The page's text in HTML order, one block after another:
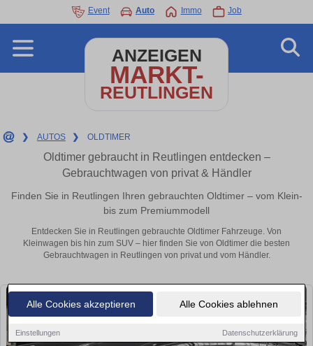
Alle Cookies akzeptieren Alle Cookies ablehnen
Einstellungen Datenschutzerklärung
Event Auto Immo Job
ANZEIGEN
MARKT-
REUTLINGEN
❯ AUTOS ❯ OLDTIMER
Oldtimer gebraucht in Reutlingen entdecken –
Gebrauchtwagen von privat & Händler
Finden Sie in Reutlingen Ihren gebrauchten Oldtimer – vom Klein-
bis zum Premiummodell
Entdecken Sie in Reutlingen gebrauchte Oldtimer Fahrzeuge. Von
Kleinwagen bis hin zum SUV – hier finden Sie von Oldtimer die besten
Gebrauchtwagen in Reutlingen von privat und vom Händler.